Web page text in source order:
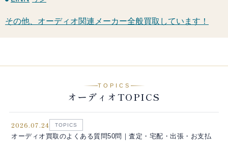
その他、オーディオ関連メーカー全般買取しています！
TOPICS
オーディオTOPICS
2026.07.24 TOPICS
オーディオ買取のよくある質問50問｜査定・宅配・出張・お支払